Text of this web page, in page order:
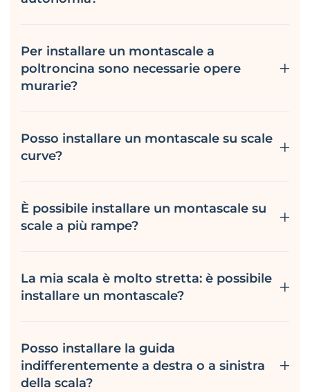
Per installare un montascale a
poltroncina sono necessarie opere
murarie?
Posso installare un montascale su scale
curve?
È possibile installare un montascale su
scale a più rampe?
La mia scala è molto stretta: è possibile
installare un montascale?
Posso installare la guida
indifferentemente a destra o a sinistra
della scala?